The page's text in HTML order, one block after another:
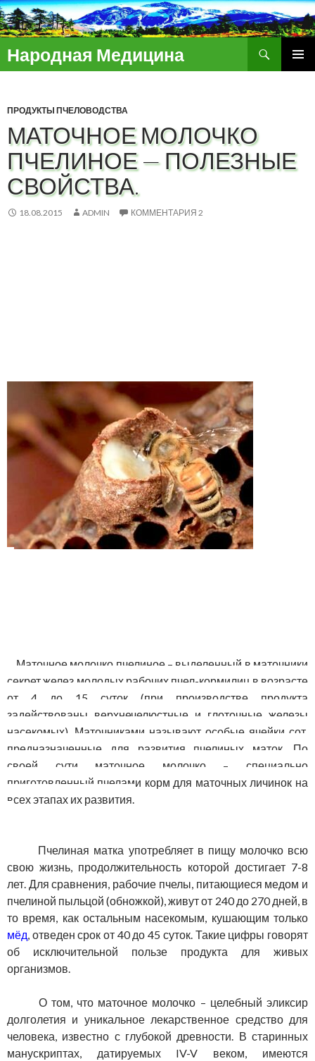
Народная Медицина
ПЕРЕЙТИ
ПРОДУКТЫ ПЧЕЛОВОДСТВА
МАТОЧНОЕ МОЛОЧКО
ПЧЕЛИНОЕ — ПОЛЕЗНЫЕ
СВОЙСТВА.
18.08.2015 ADMIN КОММЕНТАРИЯ 2
Маточное молочко пчелиное – выделенный в маточники
секрет желез молодых рабочих пчел-кормилиц в возрасте
от 4 до 15 суток (при производстве продукта
задействованы верхнечелюстные и глоточные железы
насекомых). Маточниками называют особые ячейки сот,
предназначенные для развития пчелиных маток. По
своей сути маточное молочко – специально
приготовленный пчелами корм для маточных личинок на
всех этапах их развития.
Пчелиная матка употребляет в пищу молочко всю
свою жизнь, продолжительность которой достигает 7-8
лет. Для сравнения, рабочие пчелы, питающиеся медом и
пчелиной пыльцой (обножкой), живут от 240 до 270 дней, в
то время, как остальным насекомым, кушающим только
мёд, отведен срок от 40 до 45 суток. Такие цифры говорят
об исключительной пользе продукта для живых
организмов.
О том, что маточное молочко – целебный эликсир
долголетия и уникальное лекарственное средство для
человека, известно с глубокой древности. В старинных
манускриптах, датируемых IV-V веком, имеются